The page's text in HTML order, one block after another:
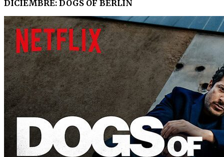
DICIEMBRE: DOGS OF BERLIN